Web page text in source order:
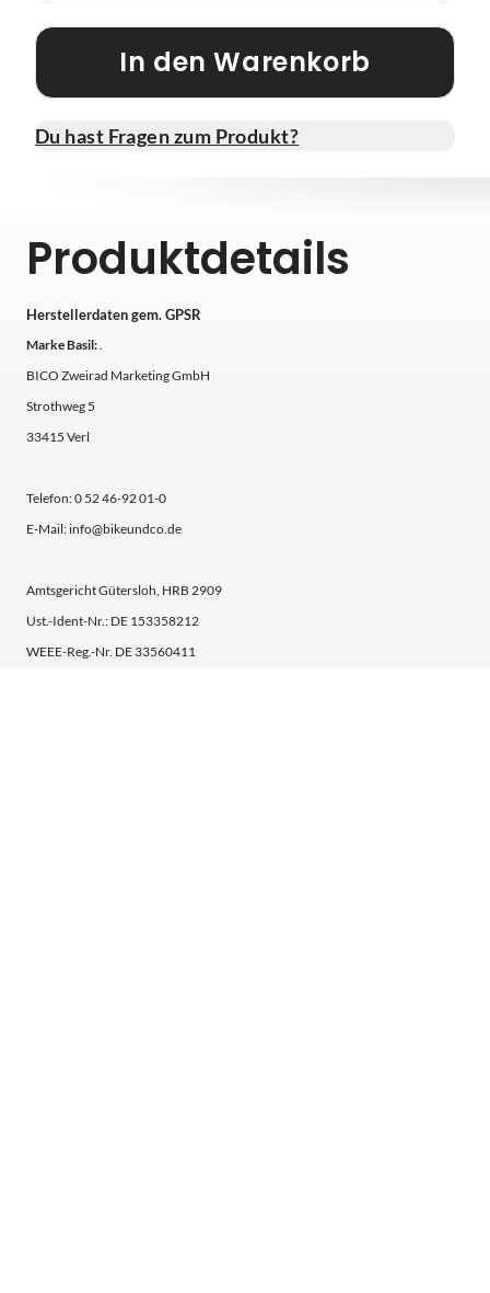
In den Warenkorb
Du hast Fragen zum Produkt?
Produktdetails
Herstellerdaten gem. GPSR
Marke Basil:.
BICO Zweirad Marketing GmbH
Strothweg 5
33415 Verl
Telefon: 0 52 46-92 01-0
E-Mail: info@bikeundco.de
Amtsgericht Gütersloh, HRB 2909
Ust.-Ident-Nr.: DE 153358212
WEEE-Reg.-Nr. DE 33560411